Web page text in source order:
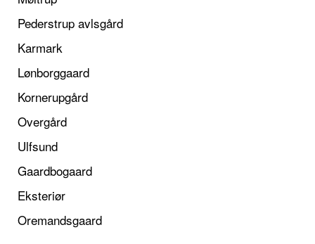
Pederstrup avlsgård
Karmark
Lønborggaard
Kornerupgård
Overgård
Ulfsund
Gaardbogaard
Eksteriør
Oremandsgaard